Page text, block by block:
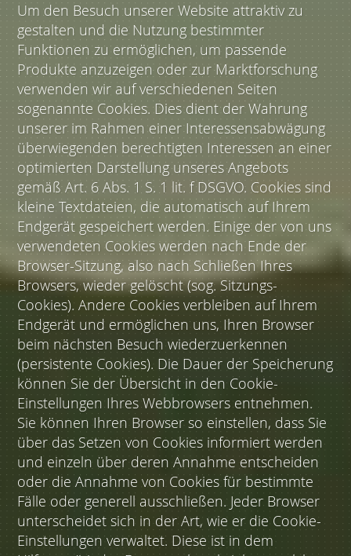
Um den Besuch unserer Website attraktiv zu
gestalten und die Nutzung bestimmter
Funktionen zu ermöglichen, um passende
Produkte anzuzeigen oder zur Marktforschung
verwenden wir auf verschiedenen Seiten
sogenannte Cookies. Dies dient der Wahrung
unserer im Rahmen einer Interessensabwägung
überwiegenden berechtigten Interessen an einer
optimierten Darstellung unseres Angebots
gemäß Art. 6 Abs. 1 S. 1 lit. f DSGVO. Cookies sind
kleine Textdateien, die automatisch auf Ihrem
Endgerät gespeichert werden. Einige der von uns
verwendeten Cookies werden nach Ende der
Browser-Sitzung, also nach Schließen Ihres
Browsers, wieder gelöscht (sog. Sitzungs-
Cookies). Andere Cookies verbleiben auf Ihrem
Endgerät und ermöglichen uns, Ihren Browser
beim nächsten Besuch wiederzuerkennen
(persistente Cookies). Die Dauer der Speicherung
können Sie der Übersicht in den Cookie-
Einstellungen Ihres Webbrowsers entnehmen.
Sie können Ihren Browser so einstellen, dass Sie
über das Setzen von Cookies informiert werden
und einzeln über deren Annahme entscheiden
oder die Annahme von Cookies für bestimmte
Fälle oder generell ausschließen. Jeder Browser
unterscheidet sich in der Art, wie er die Cookie-
Einstellungen verwaltet. Diese ist in dem